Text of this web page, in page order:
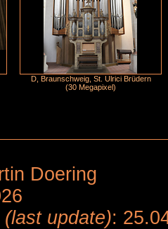
D, Braunschweig, St. Ulrici Brüdern
(30 Megapixel)
Doering
(last update):